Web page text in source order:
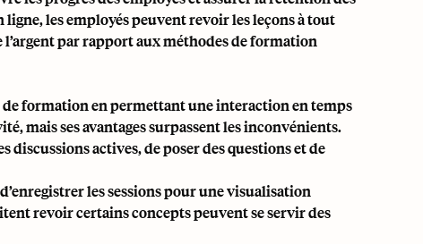
les employés peuvent revoir les leçons à tout
par rapport aux méthodes de formation
formation en permettant une interaction en temps
mais ses avantages surpassent les inconvénients.
discussions actives, de poser des questions et de
les sessions pour une visualisation
revoir certains concepts peuvent se servir des